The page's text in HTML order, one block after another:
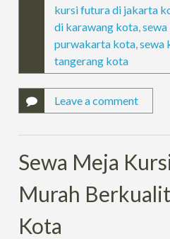
kursi futura di jakarta
di karawang kota,
purwakarta kota,sewa
tangerang kota
Leave a comment
Sewa Meja
Murah
Kota